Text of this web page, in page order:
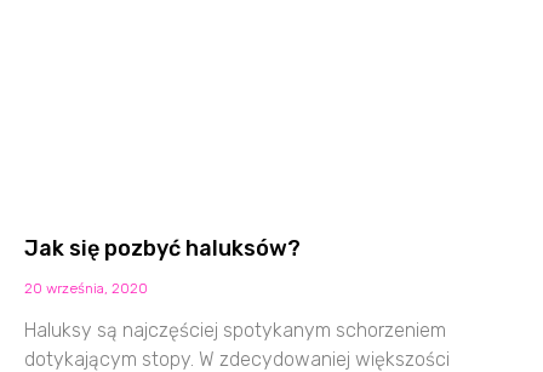
Jak się pozbyć haluksów?
20 września, 2020
Haluksy są najczęściej spotykanym schorzeniem
dotykającym stopy. W zdecydowaniej większości